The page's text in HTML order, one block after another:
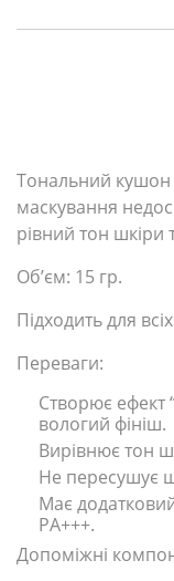
Тональний кушон
маскування
рівний тон шкіри
Об’єм: 15 гр.
Підходить для
Переваги:
Створює ефект
вологий фініш.
Вирівнює тон
Не пересушує
Має
PA+++.
Допоміжні